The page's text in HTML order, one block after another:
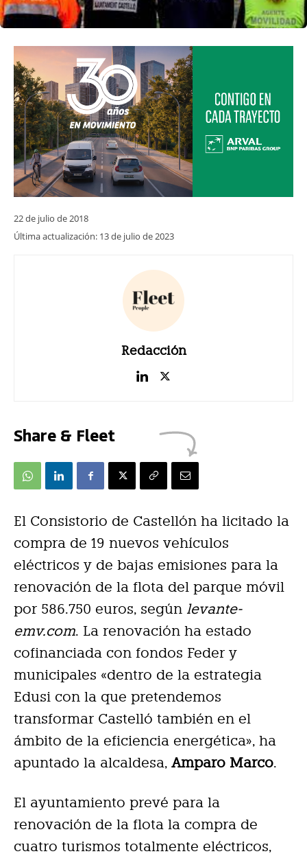
22 de julio de 2018
Última actualización: 13 de julio de 2023
Redacción
Share & Fleet
El Consistorio de Castellón ha licitado la
compra de 19 nuevos vehículos
eléctricos y de bajas emisiones para la
renovación de la flota del parque móvil
por 586.750 euros, según levante-
emv.com. La renovación ha estado
cofinanciada con fondos Feder y
municipales «dentro de la estrategia
Edusi con la que pretendemos
transformar Castelló también en el
ámbito de la eficiencia energética», ha
apuntado la alcaldesa, Amparo Marco.
El ayuntamiento prevé para la
renovación de la flota la compra de
cuatro turismos totalmente eléctricos,